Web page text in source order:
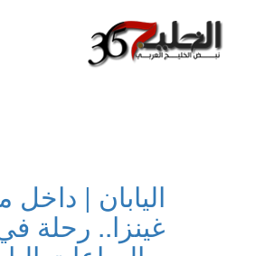
اليابان |
غينزا.. رحلة